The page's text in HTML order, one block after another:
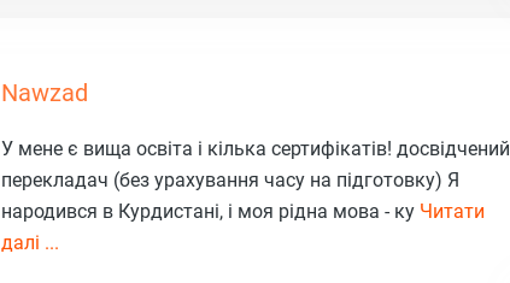
Nawzad
У мене є вища освіта і кілька сертифікатів! досвідчений
перекладач (без урахування часу на підготовку) Я
народився в Курдистані, і моя рідна мова - ку Читати
далі ...